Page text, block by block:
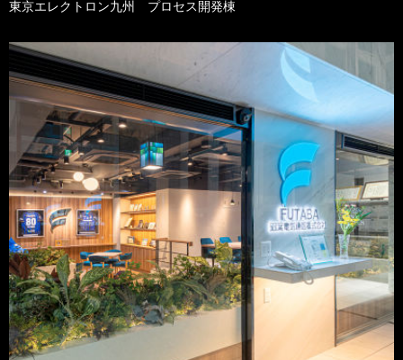
東京エレクトロン九州 プロセス開発棟